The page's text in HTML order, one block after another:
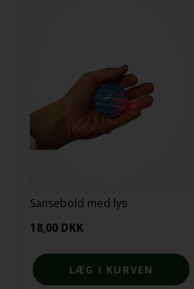
Sansebold med lys
18,00 DKK